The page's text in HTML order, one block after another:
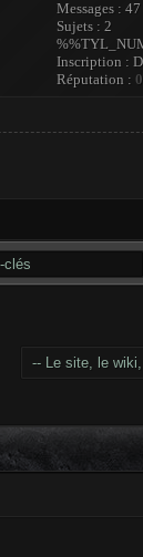
Messages : 47
Sujets : 2
Inscription :
Réputation : 0